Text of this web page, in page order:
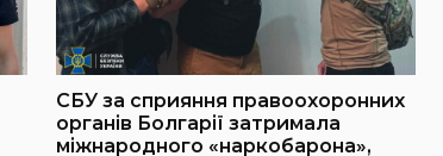
СБУ за сприяння правоохоронних
органів Болгарії затримала
міжнародного «наркобарона»,